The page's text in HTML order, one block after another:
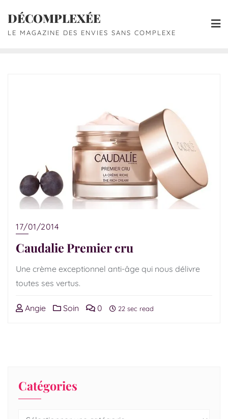
DÉCOMPLEXÉE
LE MAGAZINE DES ENVIES SANS COMPLEXE
17/01/2014
Caudalie Premier cru
Une crème exceptionnel anti-âge qui nous délivre
toutes ses vertus.
Angie Soin 0 22 sec read
Catégories